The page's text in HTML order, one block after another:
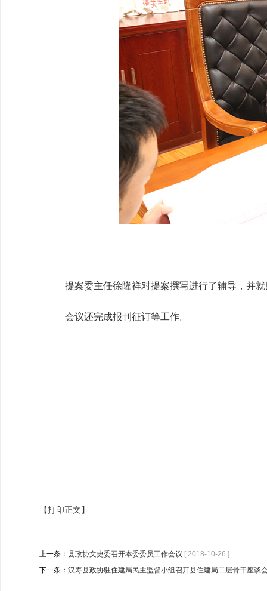
提案委主任徐隆祥对提案撰写进行了辅导，并
会议还完成报刊征订等工作。
【打印正文】
上一条： 县政协文史委召开本委委员工作会议 [ 2018-10-26 ]
下一条： 汉寿县政协驻住建局民主监督小组召开县住建局二层骨干座谈